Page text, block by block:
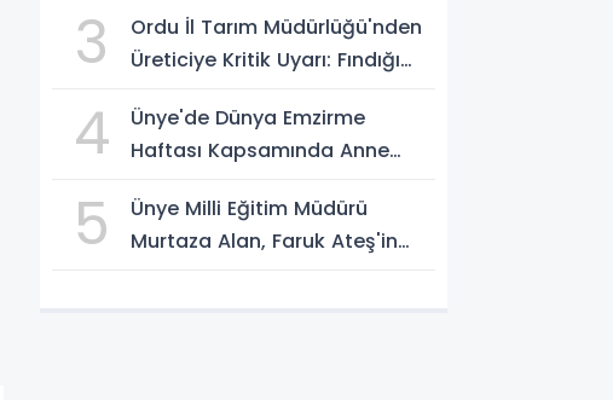
3
Ordu İl Tarım Müdürlüğü'nden
Üreticiye Kritik Uyarı: Fındığı
4
Ünye'de Dünya Emzirme
Haftası Kapsamında Anne
5
Ünye Milli Eğitim Müdürü
Murtaza Alan, Faruk Ateş'in